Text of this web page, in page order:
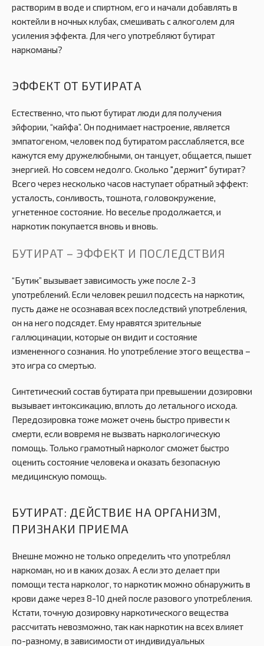
растворим в воде и спиртном, его и начали добавлять в
коктейли в ночных клубах, смешивать с алкоголем для
усиления эффекта. Для чего употребляют бутират
наркоманы?
ЭФФЕКТ ОТ БУТИРАТА
Естественно, что пьют бутират люди для получения
эйфории, “кайфа”. Он поднимает настроение, является
эмпатогеном, человек под бутиратом расслабляется, все
кажутся ему дружелюбными, он танцует, общается, пышет
энергией. Но совсем недолго. Сколько "держит" бутират?
Всего через несколько часов наступает обратный эффект:
усталость, сонливость, тошнота, головокружение,
угнетенное состояние. Но веселье продолжается, и
наркотик покупается вновь и вновь.
БУТИРАТ – ЭФФЕКТ И ПОСЛЕДСТВИЯ
“Бутик” вызывает зависимость уже после 2-3
употреблений. Если человек решил подсесть на наркотик,
пусть даже не осознавая всех последствий употребления,
он на него подсядет. Ему нравятся зрительные
галлюцинации, которые он видит и состояние
измененного сознания. Но употребление этого вещества –
это игра со смертью.
Синтетический состав бутирата при превышении дозировки
вызывает интоксикацию, вплоть до летального исхода.
Передозировка тоже может очень быстро привести к
смерти, если вовремя не вызвать наркологическую
помощь. Только грамотный нарколог сможет быстро
оценить состояние человека и оказать безопасную
медицинскую помощь.
БУТИРАТ: ДЕЙСТВИЕ НА ОРГАНИЗМ,
ПРИЗНАКИ ПРИЕМА
Внешне можно не только определить что употреблял
наркоман, но и в каких дозах. А если это делает при
помощи теста нарколог, то наркотик можно обнаружить в
крови даже через 8-10 дней после разового употребления.
Кстати, точную дозировку наркотического вещества
рассчитать невозможно, так как наркотик на всех влияет
по-разному, в зависимости от индивидуальных